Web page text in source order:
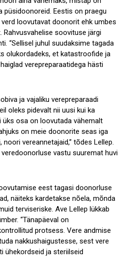
püsidoonoreid. Eestis on praegu
loovutavat doonorit ehk umbes
Rahvusvahelise soovituse järgi
“Sellisel juhul suudaksime tagada
olukordadeks, et katastroofide ja
verepreparaatidega hästi
ja vajaliku verepreparaadi
oleks pidevalt nii uusi kui ka
üks osa on loovutada vähemalt
on meie doonorite seas iga
vereannetajaid,” tõdes Lellep.
vastu suuremat huvi
eest tagasi doonorluse
näiteks kardetakse nõela, mõnda
terviseriske. Ave Lellep lükkab
“Tänapäeval on
protsess. Vere andmise
nakkushaigustesse, sest vere
ühekordseid ja steriilseid